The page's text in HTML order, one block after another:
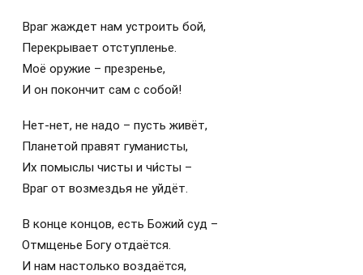
Враг жаждет нам устроить бой,
Перекрывает отступленье.
Моё оружие – презренье,
И он покончит сам с собой!
Нет-нет, не надо – пусть живёт,
Планетой правят гуманисты,
Их помыслы чисты и чи́сты –
Враг от возмездья не уйдёт.
В конце концов, есть Божий суд –
Отмщенье Богу отдаётся.
И нам настолько воздаётся,